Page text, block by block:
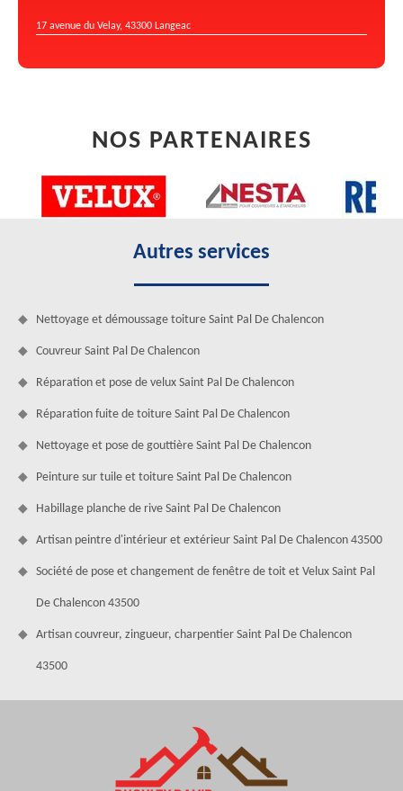
17 avenue du Velay, 43300 Langeac
NOS PARTENAIRES
Autres services
Nettoyage et démoussage toiture Saint Pal De Chalencon
Couvreur Saint Pal De Chalencon
Réparation et pose de velux Saint Pal De Chalencon
Réparation fuite de toiture Saint Pal De Chalencon
Nettoyage et pose de gouttière Saint Pal De Chalencon
Peinture sur tuile et toiture Saint Pal De Chalencon
Habillage planche de rive Saint Pal De Chalencon
Artisan peintre d'intérieur et extérieur Saint Pal De Chalencon 43500
Société de pose et changement de fenêtre de toit et Velux Saint Pal
De Chalencon 43500
Artisan couvreur, zingueur, charpentier Saint Pal De Chalencon
43500